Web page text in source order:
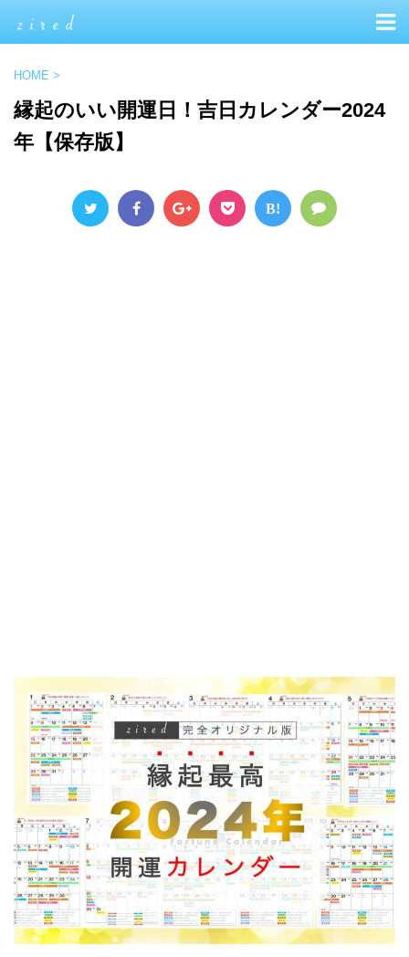
HOME >
縁起のいい開運日！吉日カレンダー2024
年【保存版】
B!